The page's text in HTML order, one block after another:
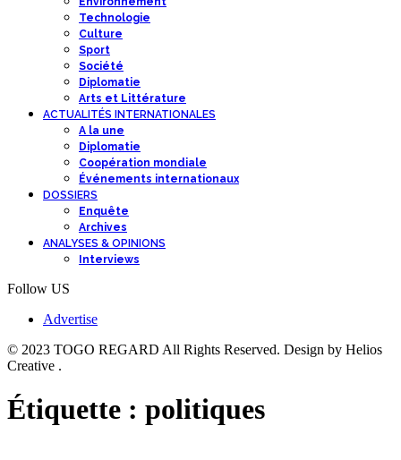
Technologie
Culture
Sport
Société
Diplomatie
Arts et Littérature
ACTUALITÉS INTERNATIONALES
A la une
Diplomatie
Coopération mondiale
Événements internationaux
DOSSIERS
Enquête
Archives
ANALYSES & OPINIONS
Interviews
Follow US
Advertise
© 2023 TOGO REGARD All Rights Reserved. Design by Helios
Creative .
Étiquette : politiques